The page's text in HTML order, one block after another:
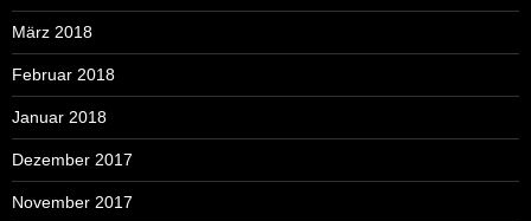
März 2018
Februar 2018
Januar 2018
Dezember 2017
November 2017